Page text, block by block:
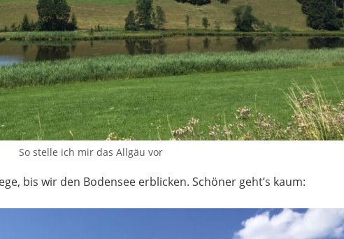
So stelle ich mir das Allgäu vor
bis wir den Bodensee erblicken. Schöner geht’s kaum: